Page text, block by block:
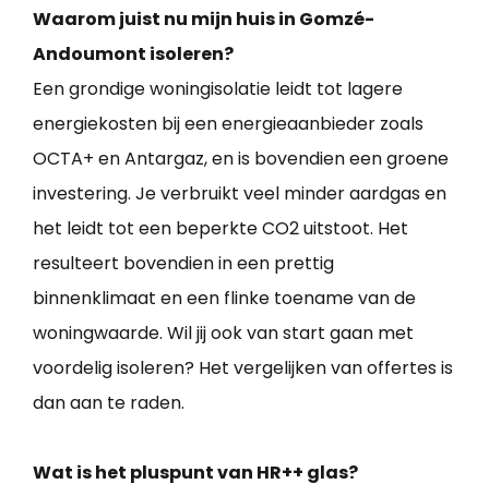
Waarom juist nu mijn huis in Gomzé-
Andoumont isoleren?
Een grondige woningisolatie leidt tot lagere
energiekosten bij een energieaanbieder zoals
OCTA+ en Antargaz, en is bovendien een groene
investering. Je verbruikt veel minder aardgas en
het leidt tot een beperkte CO2 uitstoot. Het
resulteert bovendien in een prettig
binnenklimaat en een flinke toename van de
woningwaarde. Wil jij ook van start gaan met
voordelig isoleren? Het vergelijken van offertes is
dan aan te raden.
Wat is het pluspunt van HR++ glas?